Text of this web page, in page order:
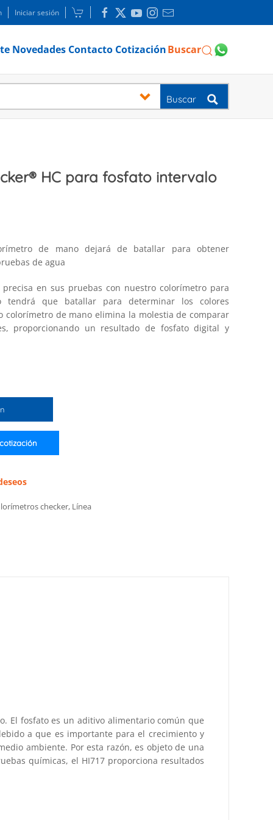
Iniciar sesión
Novedades Contacto CotizaciónBuscar
Buscar
HC para fosfato intervalo
de mano dejará de batallar para obtener
de agua
en sus pruebas con nuestro colorímetro para
tendrá que batallar para determinar los colores
colorímetro de mano elimina la molestia de comparar
proporcionando un resultado de fosfato digital y
checker, Línea
El fosfato es un aditivo alimentario común que
a que es importante para el crecimiento y
ambiente. Por esta razón, es objeto de una
químicas, el HI717 proporciona resultados